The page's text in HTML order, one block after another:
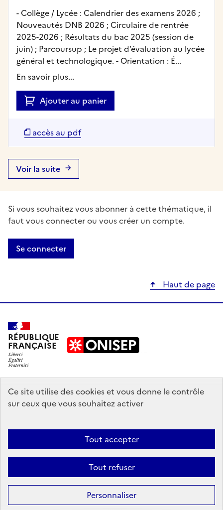
Ce site utilise des cookies et vous donne le contrôle
sur ceux que vous souhaitez activer
Tout accepter
Tout refuser
Personnaliser
- Collège / Lycée : Calendrier des examens 2026 ;
Nouveautés DNB 2026 ; Circulaire de rentrée
2025-2026 ; Résultats du bac 2025 (session de
juin) ; Parcoursup ; Le projet d’évaluation au lycée
général et technologique. - Orientation : É...
En savoir plus...
Ajouter au panier
accès au pdf
Voir la suite
Si vous souhaitez vous abonner à cette thématique, il
faut vous connecter ou vous créer un compte.
Se connecter
Haut de page
RÉPUBLIQUE
FRANÇAISE
education.gouv.fr
enseignementsup-recherche.gouv.fr
Accessibilité : partiellement conforme
Sauf mention explicite de propriété intellectuelle détenue par des tiers,
les contenus de ce site sont proposés souslicence etalab-2.0